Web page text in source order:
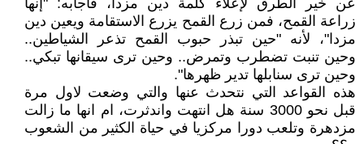
عن خير الطرق لإعلاء كلمة دين مزدا، فأجابه: "إنها
زراعة القمح، فمن زرع القمح يزرع الاستقامة ويعين دين
مزدا"، لأنه "حين تبذر حبوب القمح تذعر الشياطين..
وحين تنبت تضطرب وتمرض.. وحين ترى سيقانها تبكي..
وحين ترى سنابلها تدير ظهرها".
هذه القواعد التي نتحدث عنها والتي وضعت لاول مرة
قبل نحو 3000 سنة هل انتهت واندثرت، ام انها ما زالت
مزدهرة وتلعب دورا مركزيا في حياة الكثير من الشعوب